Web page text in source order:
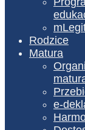
Rodzice
Matura
e-